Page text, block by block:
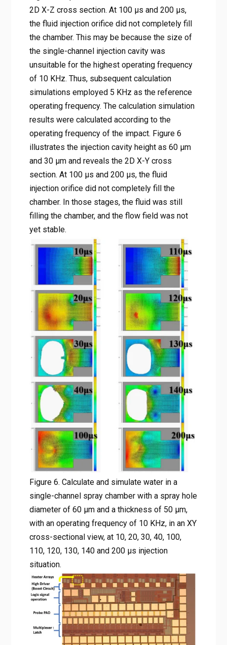
2D X-Z cross section. At 100 μs and 200 μs,
the fluid injection orifice did not completely fill
the chamber. This may be because the size of
the single-channel injection cavity was
unsuitable for the highest operating frequency
of 10 KHz. Thus, subsequent calculation
simulations employed 5 KHz as the reference
operating frequency. The calculation simulation
results were calculated according to the
operating frequency of the impact. Figure 6
illustrates the injection cavity height as 60 μm
and 30 μm and reveals the 2D X-Y cross
section. At 100 μs and 200 μs, the fluid
injection orifice did not completely fill the
chamber. In those stages, the fluid was still
filling the chamber, and the flow field was not
yet stable.
Figure 6. Calculate and simulate water in a
single-channel spray chamber with a spray hole
diameter of 60 μm and a thickness of 50 μm,
with an operating frequency of 10 KHz, in an XY
cross-sectional view, at 10, 20, 30, 40, 100,
110, 120, 130, 140 and 200 μs injection
situation.